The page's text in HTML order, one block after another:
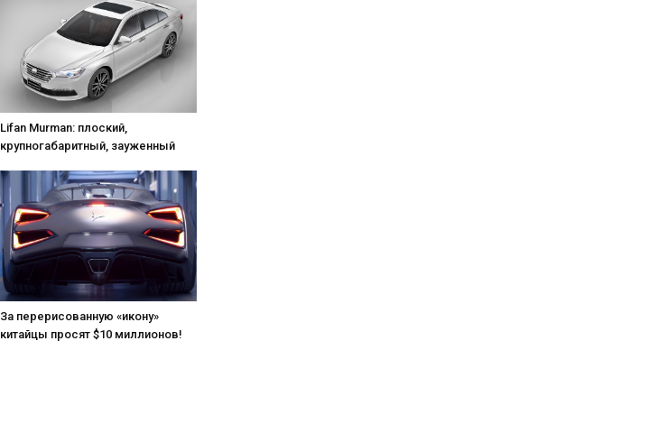
Lifan Murman: плоский,
крупногабаритный, зауженный
За перерисованную «икону»
китайцы просят $10 миллионов!